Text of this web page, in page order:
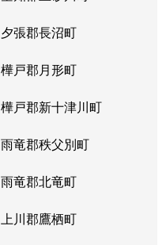
夕張郡長沼町
樺戸郡月形町
樺戸郡新十津川町
雨竜郡秩父別町
雨竜郡北竜町
上川郡鷹栖町